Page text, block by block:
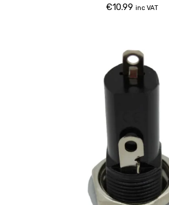
€10.99 inc VAT